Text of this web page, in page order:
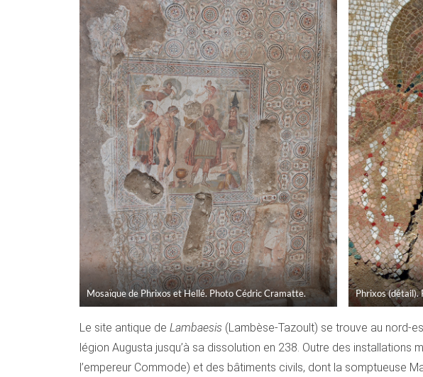
Mosaïque de Phrixos et Hellé. Photo Cédric Cramatte. Phrixos (détail).
Le site antique de Lambaesis (Lambèse-Tazoult) se trouve au nord-
légion Augusta jusqu’à sa dissolution en 238. Outre des
l’empereur Commode) et des bâtiments civils, dont la somptueuse